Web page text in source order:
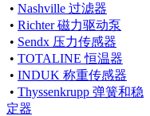
• Nashville 过滤器
• Richter 磁力驱动泵
• Sendx 压力传感器
• TOTALINE 恒温器
• INDUK 称重传感器
• Thyssenkrupp 弹簧和稳
定器